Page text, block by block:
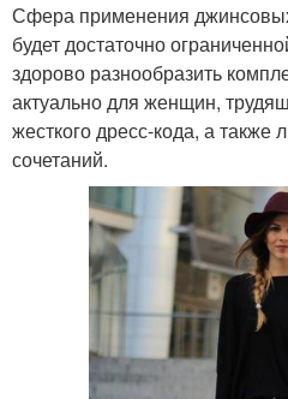
Сфера применения
будет достаточно
здорово разнообразить
актуально для женщин,
жесткого дресс-кода, а также
сочетаний.